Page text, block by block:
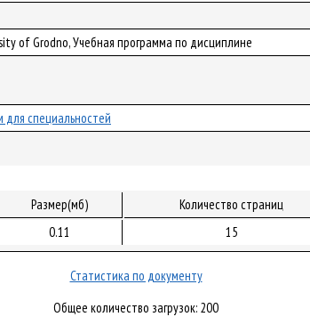
of Grodno, Учебная программа по дисциплине
специальностей
Размер(мб) Количество страниц
0.11 15
Статистика по документу
Общее количество загрузок: 200